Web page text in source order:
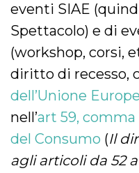
eventi SIAE
Spettacolo) e di
(workshop, corsi,
diritto di recesso,
dell’Unione
nell’art 59, comma
del Consumo (Il
agli articoli da 52